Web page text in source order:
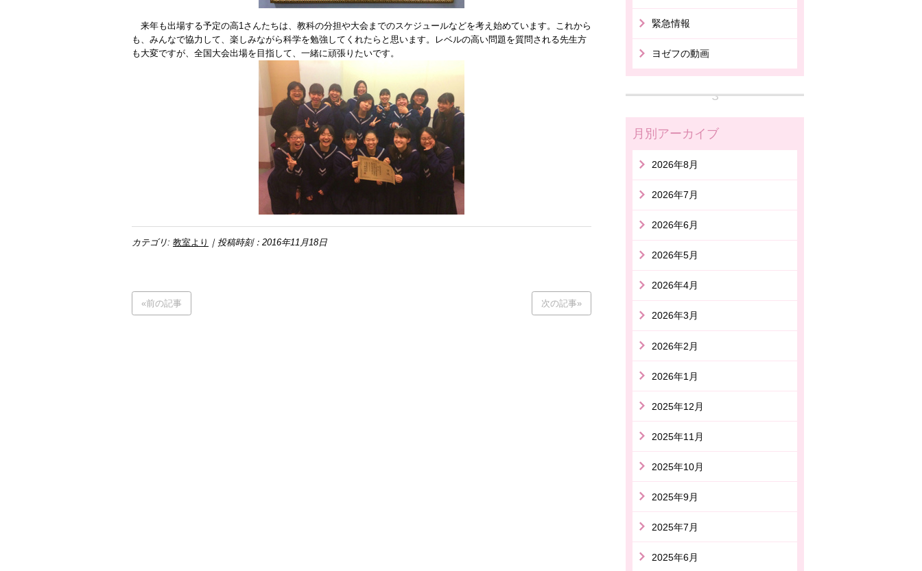
来年も出場する予定の高1さんたちは、教科の分担や大会までのスケジュールなどを考え始めています。これから
も、みんなで協力して、楽しみながら科学を勉強してくれたらと思います。レベルの高い問題を質問される先生方
も大変ですが、全国大会出場を目指して、一緒に頑張りたいです。
カテゴリ: 教室より ｜投稿時刻：2016年11月18日
«前の記事 次の記事»
緊急情報
ヨゼフの動画
月別アーカイブ
2026年8月
2026年7月
2026年6月
2026年5月
2026年4月
2026年3月
2026年2月
2026年1月
2025年12月
2025年11月
2025年10月
2025年9月
2025年7月
2025年6月